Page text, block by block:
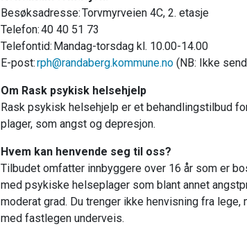
Besøksadresse: Torvmyrveien 4C, 2. etasje
Telefon: 40 40 51 73
Telefontid: Mandag-torsdag kl. 10.00-14.00
E-post:rph@randaberg.kommune.no(NB: Ikke
Om Rask psykisk helsehjelp
Rask psykisk helsehjelp er et behandlingstilbud
plager, som angst og depresjon.
Hvem kan henvende seg til oss?
Tilbudet omfatter innbyggere over 16 år som er
med psykiske helseplager som blant annet
moderat grad. Du trenger ikke henvisning fra
med fastlegen underveis.